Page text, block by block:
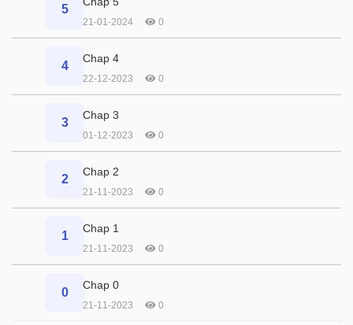
5
21-01-2024 0
4
Chap 4
22-12-2023 0
3
Chap 3
01-12-2023 0
2
Chap 2
21-11-2023 0
1
Chap 1
21-11-2023 0
0
Chap 0
21-11-2023 0